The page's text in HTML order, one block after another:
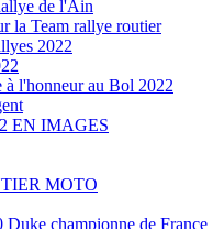
de l'Ain
la Team rallye routier
2022
à l'honneur au Bol 2022
EN IMAGES
MOTO
championne de France